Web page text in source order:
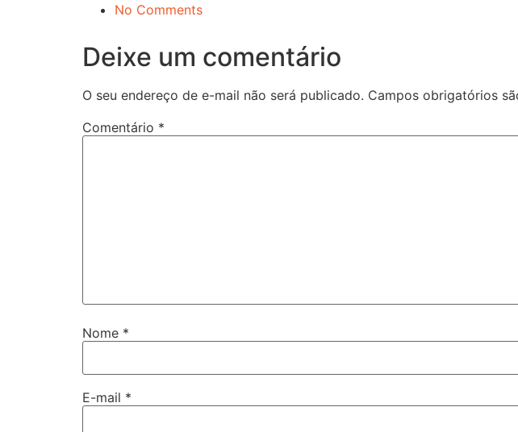
No Comments
Deixe um comentário
O seu endereço de e-mail não será publicado. Campos obrigatórios
Comentário *
Nome *
E-mail *